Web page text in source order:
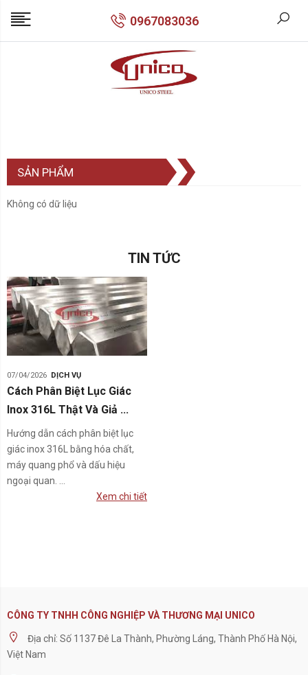
0967083036
SẢN PHẨM
Không có dữ liệu
TIN TỨC
07/04/2026 DỊCH VỤ
Cách Phân Biệt Lục Giác
Inox 316L Thật Và Giả ...
Hướng dẫn cách phân biệt lục
giác inox 316L bằng hóa chất,
máy quang phổ và dấu hiệu
ngoại quan. ...
Xem chi tiết
CÔNG TY TNHH CÔNG NGHIỆP VÀ THƯƠNG MẠI UNICO
Địa chỉ: Số 1137 Đê La Thành, Phường Láng, Thành Phố Hà Nội,
Việt Nam